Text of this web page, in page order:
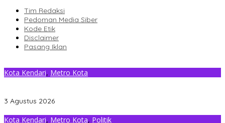
Tim Redaksi
Pedoman Media Siber
Kode Etik
Disclaimer
Pasang Iklan
Kota Kendari, Metro Kota
3 Agustus 2026
Kota Kendari, Metro Kota, Politik